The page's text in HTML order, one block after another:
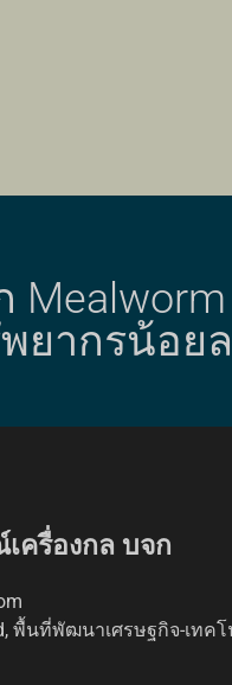
ยากรน้อย
ครื่องกล บจก
พื้นที่พัฒนาเศรษฐกิจ-เทคโ